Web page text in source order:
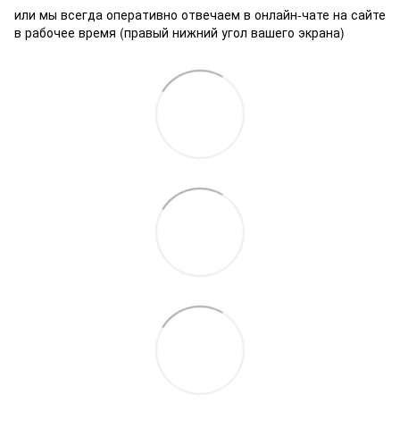
или мы всегда оперативно отвечаем в онлайн-чате на сайте
в рабочее время (правый нижний угол вашего экрана)